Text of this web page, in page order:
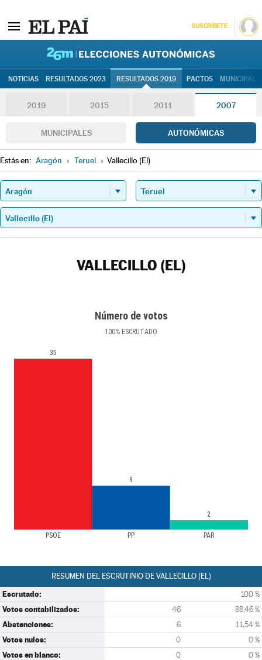
SUSCRÍBETE
NOTICIAS RESULTADOS 2023 RESULTADOS 2019 PACTOS
2019 2015 2011 2007
MUNICIPALES AUTONÓMICAS
Estás en: Aragón » Teruel » Vallecillo (El)
VALLECILLO (EL)
Número de votos
100% ESCRUTADO
PSOE PP PAR
35
9
2
RESUMEN DEL ESCRUTINIO DE VALLECILLO (EL)
Escrutado: 100 %
Votos contabilizados: 46 88,46 %
Abstenciones: 6 11,54 %
Votos nulos: 0 0 %
Votos en blanco: 0 0 %